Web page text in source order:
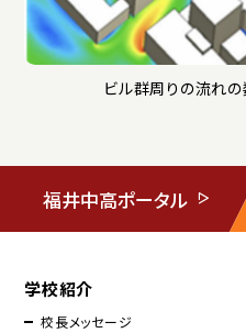
ビル群周りの流れの
福井中高ポータル
学校紹介
校長メッセージ